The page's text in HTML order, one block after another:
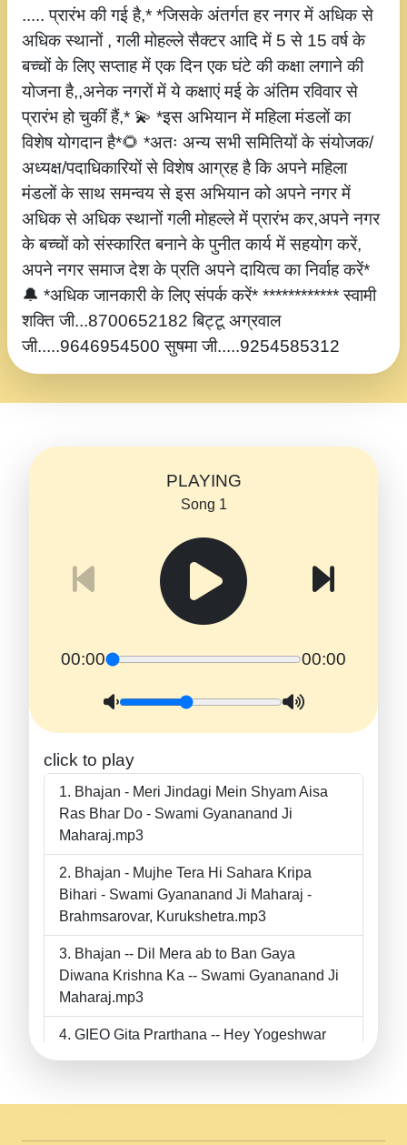
..... प्रारंभ की गई है,* *जिसके अंतर्गत हर नगर में अधिक से
अधिक स्थानों , गली मोहल्ले सैक्टर आदि में 5 से 15 वर्ष के
बच्चों के लिए सप्ताह में एक दिन एक घंटे की कक्षा लगाने की
योजना है,,अनेक नगरों में ये कक्षाएं मई के अंतिम रविवार से
प्रारंभ हो चुकीं हैं,* 💫 *इस अभियान में महिला मंडलों का
विशेष योगदान है*🌻 *अतः अन्य सभी समितियों के संयोजक/
अध्यक्ष/पदाधिकारियों से विशेष आग्रह है कि अपने महिला
मंडलों के साथ समन्वय से इस अभियान को अपने नगर में
अधिक से अधिक स्थानों गली मोहल्ले में प्रारंभ कर,अपने नगर
के बच्चों को संस्कारित बनाने के पुनीत कार्य में सहयोग करें,
अपने नगर समाज देश के प्रति अपने दायित्व का निर्वाह करें*
🔔 *अधिक जानकारी के लिए संपर्क करें* ************ स्वामी
शक्ति जी...8700652182 बिट्टू अग्रवाल
जी.....9646954500 सुषमा जी.....9254585312
PLAYING
Song 1
00:00 00:00
click to play
Bhajan - Meri Jindagi Mein Shyam Aisa
Ras Bhar Do - Swami Gyananand Ji
Maharaj.mp3
Bhajan - Mujhe Tera Hi Sahara Kripa
Bihari - Swami Gyananand Ji Maharaj -
Brahmsarovar, Kurukshetra.mp3
Bhajan -- Dil Mera ab to Ban Gaya
Diwana Krishna Ka -- Swami Gyananand Ji
Maharaj.mp3
GIEO Gita Prarthana -- Hey Yogeshwar
II Swami Gyananand Ji Maharaj.mp3